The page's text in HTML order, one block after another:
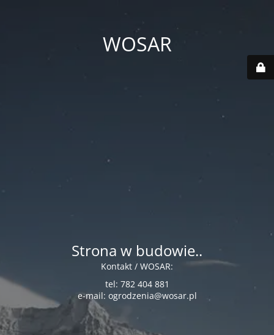
WOSAR
Strona w budowie..
Kontakt / WOSAR:
tel: 782 404 881
e-mail: ogrodzenia@wosar.pl